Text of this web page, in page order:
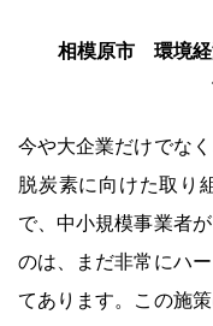
相模原市 環境
今や大企業だけでな
脱炭素に向けた取り
で、中小規模事業者
のは、まだ非常にハ
てあります。この施